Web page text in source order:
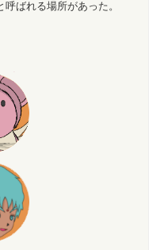
ばれる場所があった。